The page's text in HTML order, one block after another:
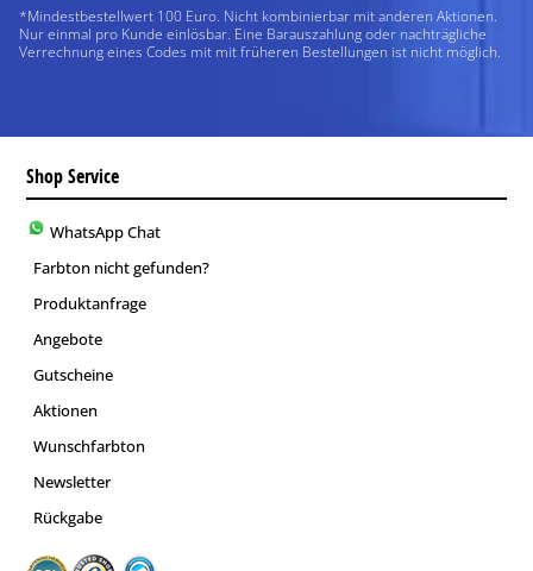
*Mindestbestellwert 100 Euro. Nicht kombinierbar mit anderen Aktionen.
Nur einmal pro Kunde einlösbar. Eine Barauszahlung oder nachträgliche
Verrechnung eines Codes mit mit früheren Bestellungen ist nicht möglich.
Shop Service
WhatsApp Chat
Farbton nicht gefunden?
Produktanfrage
Angebote
Gutscheine
Aktionen
Wunschfarbton
Newsletter
Rückgabe